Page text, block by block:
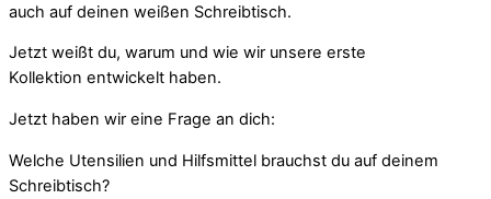
auch auf deinen weißen Schreibtisch.
Jetzt weißt du, warum und wie wir unsere erste
Kollektion entwickelt haben.
Jetzt haben wir eine Frage an dich:
Welche Utensilien und Hilfsmittel brauchst du auf deinem
Schreibtisch?